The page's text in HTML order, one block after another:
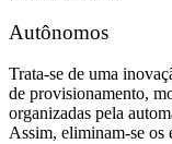
Autônomos
Trata-se de uma
de provisionamento,
organizadas pela
Assim, eliminam-se os